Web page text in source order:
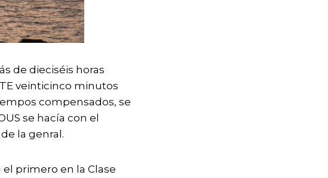
de dieciséis horas
veinticinco minutos
compensados, se
se hacía con el
la genral.
el primero en la Clase